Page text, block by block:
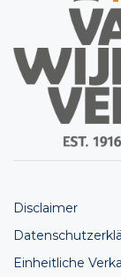
Disclaimer
Einheitliche